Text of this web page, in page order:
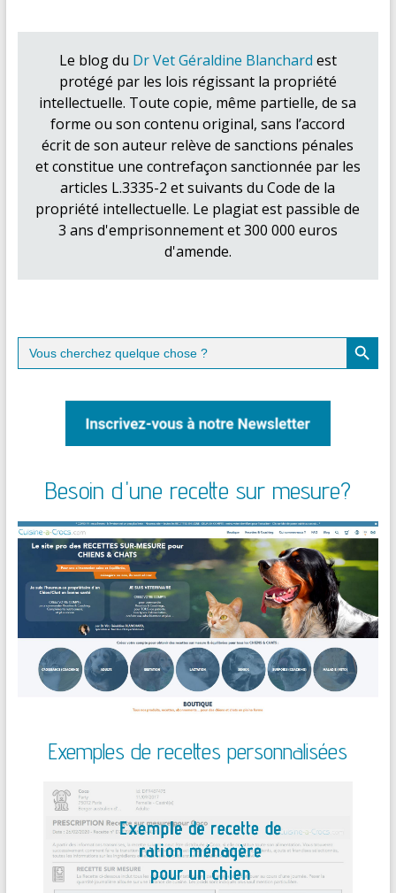
Le blog du Dr Vet Géraldine Blanchard est
protégé par les lois régissant la propriété
intellectuelle. Toute copie, même partielle, de sa
forme ou son contenu original, sans l’accord
écrit de son auteur relève de sanctions pénales
et constitue une contrefaçon sanctionnée par les
articles L.3335-2 et suivants du Code de la
propriété intellectuelle. Le plagiat est passible de
3 ans d'emprisonnement et 300 000 euros
d'amende.
Search
for:
Search Button
Besoin d'une recette sur mesure?
Exemples de recettes personnalisées